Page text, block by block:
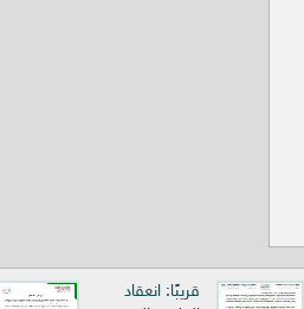
قريبًا: انعقاد